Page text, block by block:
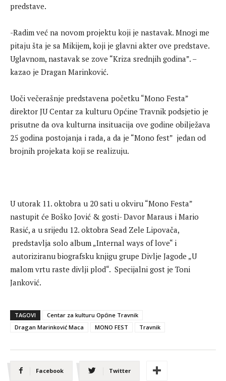
predstave.
-Radim već na novom projektu koji je nastavak. Mnogi me
pitaju šta je sa Mikijem, koji je glavni akter ove predstave.
Uglavnom, nastavak se zove “Kriza srednjih godina”. –
kazao je Dragan Marinković.
Uoči večerašnje predstavena početku “Mono Festa”
direktor JU Centar za kulturu Općine Travnik podsjetio je
prisutne da ova kulturna insituacija ove godine obilježava
25 godina postojanja i rada, a da je “Mono fest” jedan od
brojnih projekata koji se realizuju.
U utorak 11. oktobra u 20 sati u okviru “Mono Festa”
nastupit će Boško Jović & gosti- Davor Maraus i Mario
Rasić, a u srijedu 12. oktobra Sead Zele Lipovača,
predstavlja solo album „Internal ways of love“ i
autoriziranu biografsku knjigu grupe Divlje Jagode „U
malom vrtu raste divlji plod“. Specijalni gost je Toni
Janković.
TAGOVI
Centar za kulturu Općine Travnik
Dragan Marinković Maca
MONO FEST Travnik
Facebook Twitter